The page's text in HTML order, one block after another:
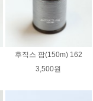
후직스 팜(150m) 162
3,500원